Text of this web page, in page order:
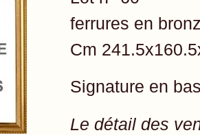
ferrures en
Cm
Signature en
Le détail des